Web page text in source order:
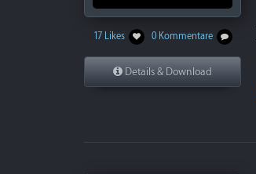
17 Likes 0 Kommentare
Details & Download